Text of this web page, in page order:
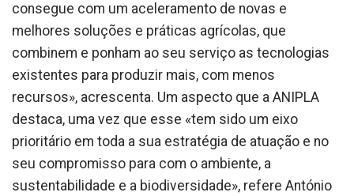
consegue com um aceleramento de novas e
melhores soluções e práticas agrícolas, que
combinem e ponham ao seu serviço as tecnologias
existentes para produzir mais, com menos
recursos», acrescenta. Um aspecto que a ANIPLA
destaca, uma vez que esse «tem sido um eixo
prioritário em toda a sua estratégia de atuação e no
seu compromisso para com o ambiente, a
sustentabilidade e a biodiversidade», refere António